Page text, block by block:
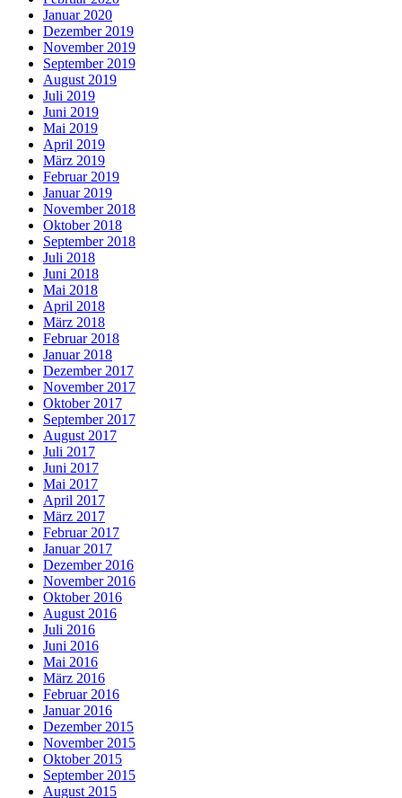
Januar 2020
Dezember 2019
November 2019
September 2019
August 2019
Juli 2019
Juni 2019
Mai 2019
April 2019
März 2019
Februar 2019
Januar 2019
November 2018
Oktober 2018
September 2018
Juli 2018
Juni 2018
Mai 2018
April 2018
März 2018
Februar 2018
Januar 2018
Dezember 2017
November 2017
Oktober 2017
September 2017
August 2017
Juli 2017
Juni 2017
Mai 2017
April 2017
März 2017
Februar 2017
Januar 2017
Dezember 2016
November 2016
Oktober 2016
August 2016
Juli 2016
Juni 2016
Mai 2016
März 2016
Februar 2016
Januar 2016
Dezember 2015
November 2015
Oktober 2015
September 2015
August 2015